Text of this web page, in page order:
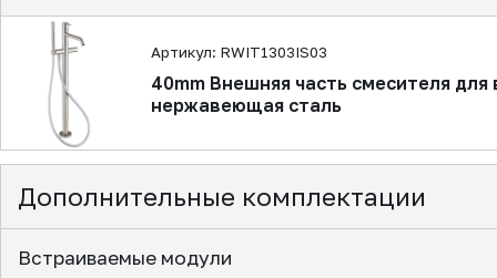
Артикул: RWIT1303IS03
40mm Внешняя часть смесителя
нержавеющая сталь
Дополнительные комплектации
Встраиваемые модули